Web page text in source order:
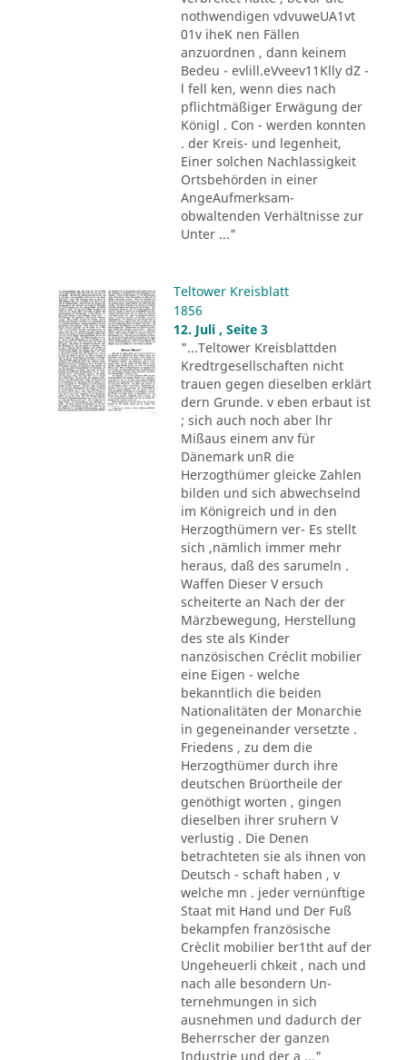
nothwendigen vdvuweUA1vt
01v iheK nen Fällen
anzuordnen , dann keinem
Bedeu - evlill.eVveev11Klly dZ -
l fell ken, wenn dies nach
pflichtmäßiger Erwägung der
Königl . Con - werden konnten
. der Kreis- und legenheit,
Einer solchen Nachlassigkeit
Ortsbehörden in einer
AngeAufmerksam-
obwaltenden Verhältnisse zur
Unter ..."
Teltower Kreisblatt
1856
12. Juli , Seite 3
"...Teltower Kreisblattden
Kredtrgesellschaften nicht
trauen gegen dieselben erklärt
dern Grunde. v eben erbaut ist
; sich auch noch aber lhr
Mißaus einem anv für
Dänemark unR die
Herzogthümer gleicke Zahlen
bilden und sich abwechselnd
im Königreich und in den
Herzogthümern ver- Es stellt
sich ,nämlich immer mehr
heraus, daß des sarumeln .
Waffen Dieser V ersuch
scheiterte an Nach der der
Märzbewegung, Herstellung
des ste als Kinder
nanzösischen Créclit mobilier
eine Eigen - welche
bekanntlich die beiden
Nationalitäten der Monarchie
in gegeneinander versetzte .
Friedens , zu dem die
Herzogthümer durch ihre
deutschen Brüortheile der
genöthigt worten , gingen
dieselben ihrer sruhern V
verlustig . Die Denen
betrachteten sie als ihnen von
Deutsch - schaft haben , v
welche mn . jeder vernünftige
Staat mit Hand und Der Fuß
bekampfen französische
Crèclit mobilier ber1tht auf der
Ungeheuerli chkeit , nach und
nach alle besondern Un-
ternehmungen in sich
ausnehmen und dadurch der
Beherrscher der ganzen
Industrie und der a ..."